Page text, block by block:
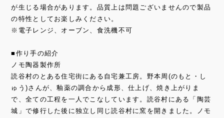
が生じる場合があります。品質上は問題ございませんので製品
の特性としてお楽しみください。
※電子レンジ、オーブン、食洗機不可
■作り手の紹介
ノモ陶器製作所
読谷村のとある住宅街にある自宅兼工房。野本周(のもと・し
ゅう)さんが、釉薬の調合から成形、仕上げ、焼き上がりま
で、全ての工程を一人でこなしています。読谷村にある「陶芸
城」で修行した後に独立し同じ読谷村に窯を開きました。ノモ